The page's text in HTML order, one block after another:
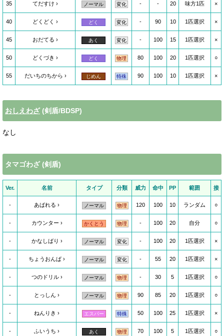
35 てだすけ ノーマル 変化 - - 20 味方1匹 ×
40 どくどく どく 変化 - 90 10 1匹選択 ×
45 おだてる あく 変化 - 100 15 1匹選択 ×
50 どくづき どく 物理 80 100 20 1匹選択 ○
55 だいちのちから じめん 特殊 90 100 10 1匹選択 ×
おしえわざ(剣盾/BDSP)
なし
タマゴわざ (剣盾)
Ver. 名前 タイプ 分類 威力 命中 PP 範囲 接
- あばれる ノーマル 物理 120 100 10 ランダム ○
- カウンター かくとう 物理 - 100 20 自分 ○
- かなしばり ノーマル 変化 - 100 20 1匹選択 ×
- ちょうおんぱ ノーマル 変化 - 55 20 1匹選択 ×
- つのドリル ノーマル 物理 - 30 5 1匹選択 ○
- とっしん ノーマル 物理 90 85 20 1匹選択 ○
- ねんりき エスパー 特殊 50 100 25 1匹選択 ×
- ふいうち あく 物理 70 100 5 1匹選択 ○